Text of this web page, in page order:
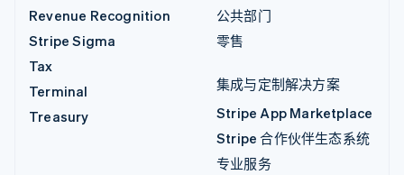
Revenue Recognition
Stripe Sigma
Tax
Terminal
Treasury
公共部门
零售
集成与定制解决方案
Stripe App Marketplace
Stripe 合作伙伴生态系统
专业服务